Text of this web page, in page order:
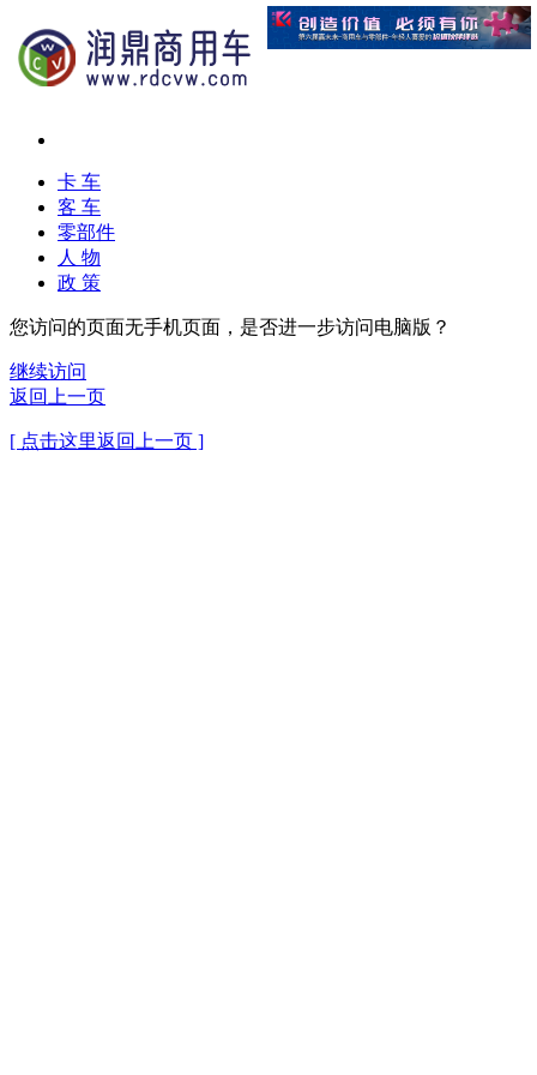
卡 车
客 车
零部件
人 物
政 策
您访问的页面无手机页面，是否进一步访问电脑版？
继续访问
返回上一页
[ 点击这里返回上一页 ]